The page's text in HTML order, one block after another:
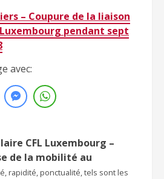
– Coupure de la liaison
pendant sept
avec:
CFL Luxembourg –
de la mobilité au
rapidité, ponctualité, tels sont les